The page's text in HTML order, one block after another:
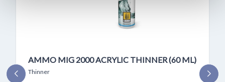
AMMO MIG 2000 ACRYLIC THINNER (60 ML)
Thinner